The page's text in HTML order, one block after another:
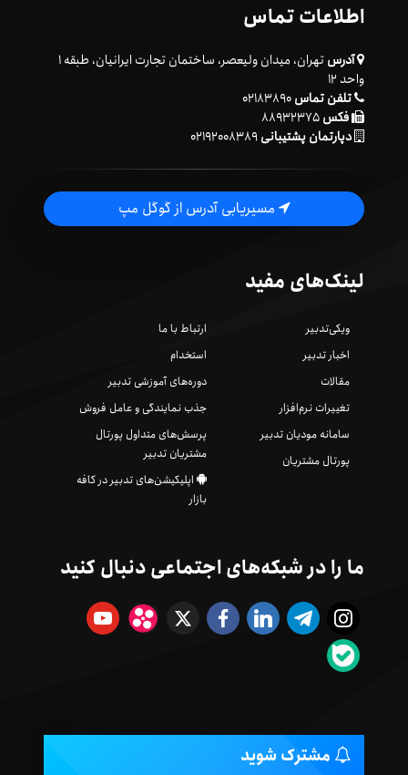
اطلاعات تماس
آدرس
تهران، میدان ولیعصر، ساختمان تجارت ایرانیان، طبقه ۱
واحد ۱۲
تلفن تماس۰۲۱۸۳۸۹۰
فکس
دپارتمان پشتیبانی۰۲۱۹۲۰۰۸۳۸۹
مسیریابی آدرس از گوگل مپ
لینک‌های مفید
ویکی‌تدبیر
اخبار تدبیر
مقالات
تغییرات نرم‌افزار
سامانه مودیان تدبیر
پورتال مشتریان
ارتباط با ما
استخدام
دوره‌های آموزشی تدبیر
جذب نمایندگی و عامل فروش
پرسش‌های متداول پورتال
مشتریان تدبیر
اپلیکیشن‌های تدبیر در کافه
بازار
ما را در شبکه‌های اجتماعی دنبال کنید
مشترک شوید